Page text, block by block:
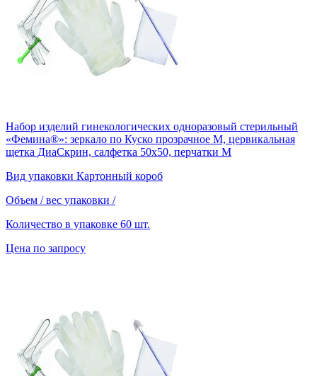
Набор изделий гинекологических одноразовый стерильный
«Фемина®»: зеркало по Куско прозрачное М, цервикальная
щетка ДиаСкрин, салфетка 50х50, перчатки М
Вид упаковки Картонный короб
Объем / вес упаковки /
Количество в упаковке 60 шт.
Цена по запросу